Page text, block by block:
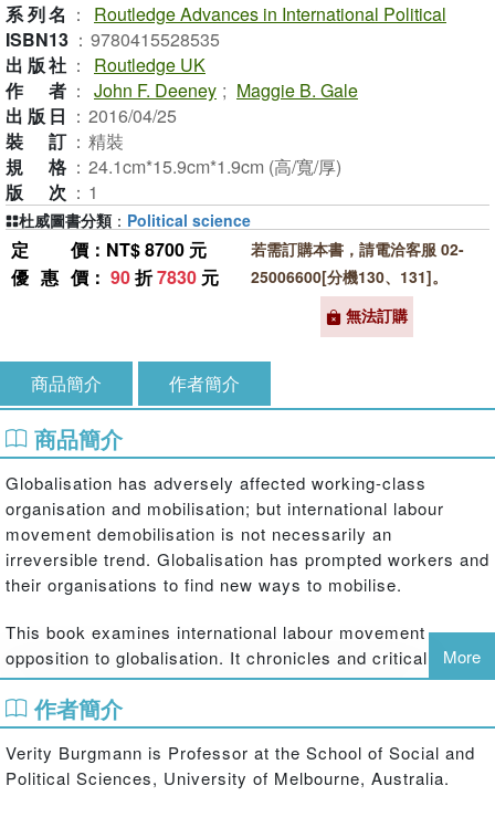
系列名 ：
Routledge Advances in International Political
ISBN13 ： 9780415528535
出版社 ：
Routledge UK
作者 ： John F. Deeney ; Maggie B. Gale
出版日 ： 2016/04/25
裝訂 ： 精裝
規格 ： 24.1cm*15.9cm*1.9cm (高/寬/厚)
版次 ： 1
定價 ：NT$ 8700 元
優惠價 ： 90折7830 元
若需訂購本書，請電洽客服 02-
25006600[分機130、131]。
無法訂購
杜威圖書分類 ： Political science
商品簡介 作者簡介
商品簡介
Globalisation has adversely affected working-class
organisation and mobilisation; but international labour
movement demobilisation is not necessarily an
irreversible trend. Globalisation has prompted workers and
their organisations to find new ways to mobilise.
This book examines international labour movement
opposition to globalisation. It chronicles and critically
scrutinizes the emergence of distinctively new forms of
labour movement organisation and mobilisation that
constitute creative initiatives on the part of labour, which
present capitalism with fresh challenges. The author
identifies eight characteristics of globalisation that have
More
作者簡介
Verity Burgmann is Professor at the School of Social and
Political Sciences, University of Melbourne, Australia.